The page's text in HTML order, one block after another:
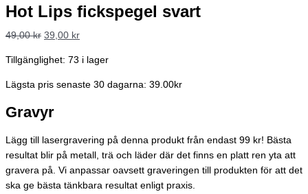
Hot Lips fickspegel svart
49,00kr 39,00 kr
Tillgänglighet: 73 i lager
Lägsta pris senaste 30 dagarna: 39.00kr
Gravyr
Lägg till lasergravering på denna produkt från endast 99 kr! Bästa
resultat blir på metall, trä och läder där det finns en platt ren yta att
gravera på. Vi anpassar oavsett graveringen till produkten för att det
ska ge bästa tänkbara resultat enligt praxis.